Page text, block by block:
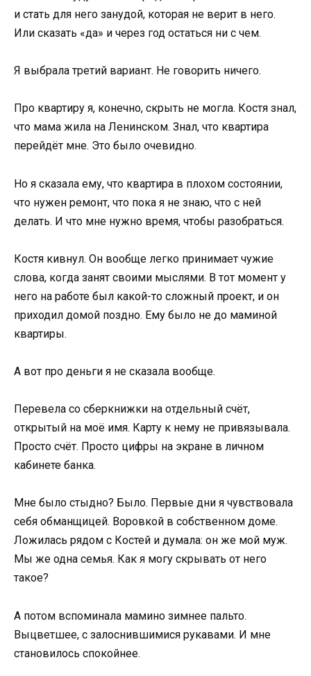
и стать для него занудой, которая не верит в него.
Или сказать «да» и через год остаться ни с чем.
Я выбрала третий вариант. Не говорить ничего.
Про квартиру я, конечно, скрыть не могла. Костя знал,
что мама жила на Ленинском. Знал, что квартира
перейдёт мне. Это было очевидно.
Но я сказала ему, что квартира в плохом состоянии,
что нужен ремонт, что пока я не знаю, что с ней
делать. И что мне нужно время, чтобы разобраться.
Костя кивнул. Он вообще легко принимает чужие
слова, когда занят своими мыслями. В тот момент у
него на работе был какой-то сложный проект, и он
приходил домой поздно. Ему было не до маминой
квартиры.
А вот про деньги я не сказала вообще.
Перевела со сберкнижки на отдельный счёт,
открытый на моё имя. Карту к нему не привязывала.
Просто счёт. Просто цифры на экране в личном
кабинете банка.
Мне было стыдно? Было. Первые дни я чувствовала
себя обманщицей. Воровкой в собственном доме.
Ложилась рядом с Костей и думала: он же мой муж.
Мы же одна семья. Как я могу скрывать от него
такое?
А потом вспоминала мамино зимнее пальто.
Выцветшее, с залоснившимися рукавами. И мне
становилось спокойнее.